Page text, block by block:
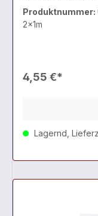
Produktnummer:
2x1m
4,55 €*
Lagernd,